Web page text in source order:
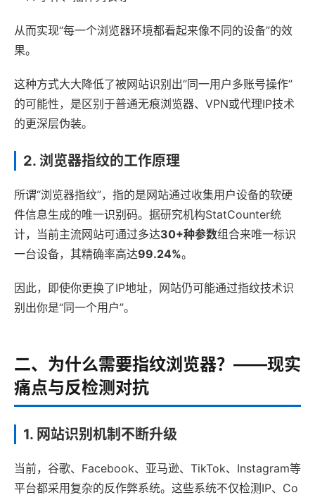
从而实现“每一个浏览器环境都看起来像不同的设备”的效
果。
这种方式大大降低了被网站识别出“同一用户多账号操作”
的可能性，是区别于普通无痕浏览器、VPN或代理IP技术
的更深层伪装。
2. 浏览器指纹的工作原理
所谓“浏览器指纹”，指的是网站通过收集用户设备的软硬
件信息生成的唯一识别码。据研究机构StatCounter统
计，当前主流网站可通过多达30+种参数组合来唯一标识
一台设备，其精确率高达99.24%。
因此，即使你更换了IP地址，网站仍可能通过指纹技术识
别出你是“同一个用户”。
二、为什么需要指纹浏览器？——现实
痛点与反检测对抗
1. 网站识别机制不断升级
当前，谷歌、Facebook、亚马逊、TikTok、Instagram等
平台都采用复杂的反作弊系统。这些系统不仅检测IP、Co